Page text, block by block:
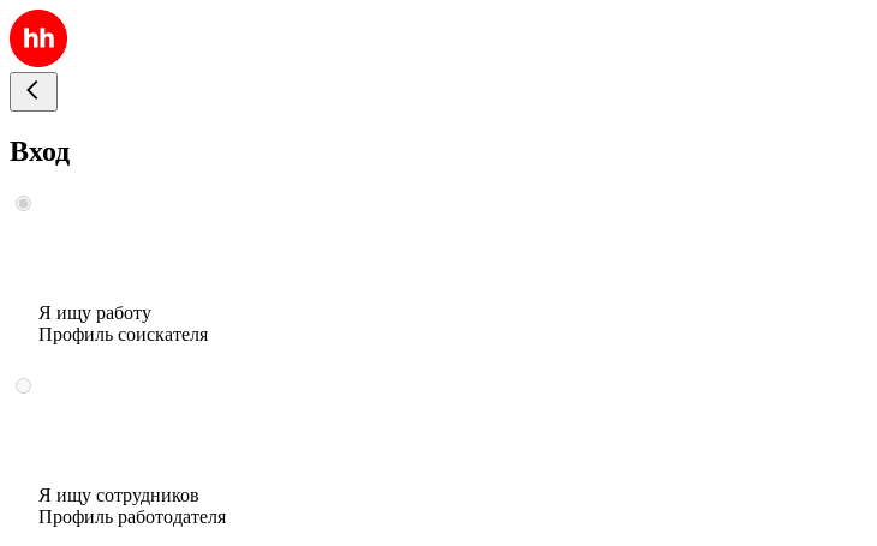
Вход
Я ищу работу
Профиль соискателя
Я ищу сотрудников
Профиль работодателя